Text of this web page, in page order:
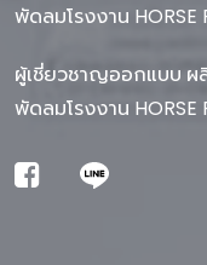
พัดลมโรงงาน HORSE
ผู้เชี่ยวชาญออกแบบ ผ
พัดลมโรงงาน HORSE